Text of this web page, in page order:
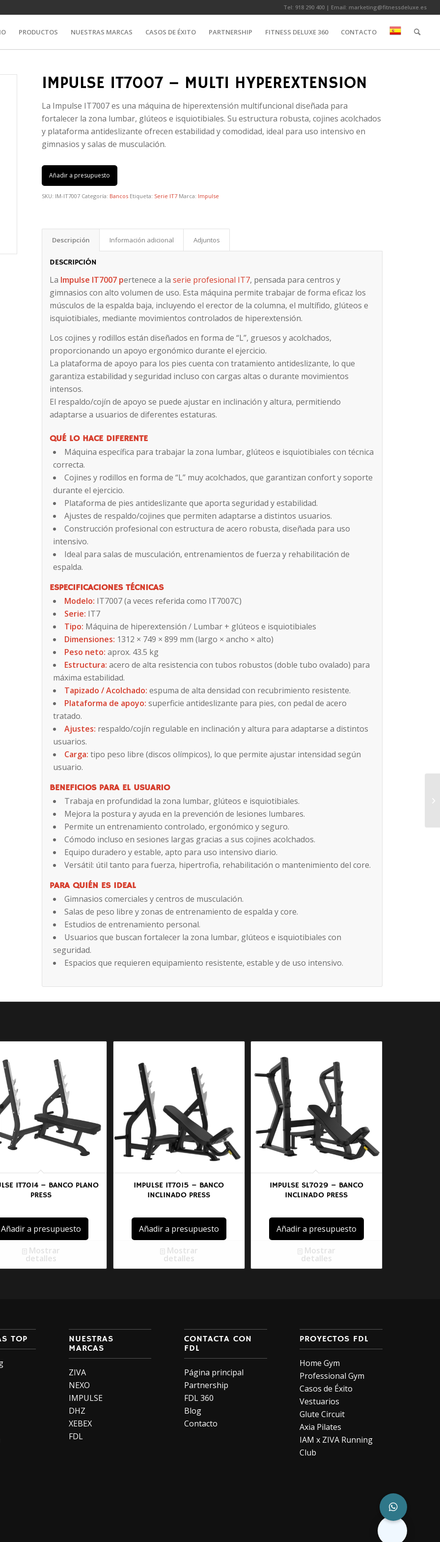
Tel: 918 290 400 | Email: marketing@fitnessdeluxe.es
PRODUCTOS NUESTRAS MARCAS CASOS DE ÉXITO PARTNERSHIP FITNESS DELUXE 360 CONTACTO
IMPULSE IT7007 – MULTI HYPEREXTENSION
La Impulse IT7007 es una máquina de hiperextensión multifuncional diseñada para
fortalecer la zona lumbar, glúteos e isquiotibiales. Su estructura robusta, cojines acolchados
y plataforma antideslizante ofrecen estabilidad y comodidad, ideal para uso intensivo en
gimnasios y salas de musculación.
Añadir a presupuesto
SKU: IM-IT7007 Categoría: Bancos Etiqueta: Serie IT7 Marca: Impulse
Descripción Información adicional Adjuntos
DESCRIPCIÓN
La Impulse IT7007 pertenece a laserie profesional IT7, pensada para centros y
gimnasios con alto volumen de uso. Esta máquina permite trabajar de forma eficaz los
músculos de la espalda baja, incluyendo el erector de la columna, el multífido, glúteos e
isquiotibiales, mediante movimientos controlados de hiperextensión.
Los cojines y rodillos están diseñados en forma de “L”, gruesos y acolchados,
proporcionando un apoyo ergonómico durante el ejercicio.
La plataforma de apoyo para los pies cuenta con tratamiento antideslizante, lo que
garantiza estabilidad y seguridad incluso con cargas altas o durante movimientos
intensos.
El respaldo/cojín de apoyo se puede ajustar en inclinación y altura, permitiendo
adaptarse a usuarios de diferentes estaturas.
QUÉ LO HACE DIFERENTE
Máquina específica para trabajar la zona lumbar, glúteos e isquiotibiales con técnica
correcta.
Cojines y rodillos en forma de “L” muy acolchados, que garantizan confort y soporte
durante el ejercicio.
Plataforma de pies antideslizante que aporta seguridad y estabilidad.
Ajustes de respaldo/cojines que permiten adaptarse a distintos usuarios.
Construcción profesional con estructura de acero robusta, diseñada para uso
intensivo.
Ideal para salas de musculación, entrenamientos de fuerza y rehabilitación de
espalda.
ESPECIFICACIONES TÉCNICAS
Modelo: IT7007 (a veces referida como IT7007C)
Serie: IT7
Tipo: Máquina de hiperextensión / Lumbar + glúteos e isquiotibiales
Dimensiones: 1312 × 749 × 899 mm (largo × ancho × alto)
Peso neto: aprox. 43.5 kg
Estructura: acero de alta resistencia con tubos robustos (doble tubo ovalado) para
máxima estabilidad.
Tapizado / Acolchado: espuma de alta densidad con recubrimiento resistente.
Plataforma de apoyo: superficie antideslizante para pies, con pedal de acero
tratado.
Ajustes: respaldo/cojín regulable en inclinación y altura para adaptarse a distintos
usuarios.
Carga: tipo peso libre (discos olímpicos), lo que permite ajustar intensidad según
usuario.
BENEFICIOS PARA EL USUARIO
Trabaja en profundidad la zona lumbar, glúteos e isquiotibiales.
Mejora la postura y ayuda en la prevención de lesiones lumbares.
Permite un entrenamiento controlado, ergonómico y seguro.
Cómodo incluso en sesiones largas gracias a sus cojines acolchados.
Equipo duradero y estable, apto para uso intensivo diario.
Versátil: útil tanto para fuerza, hipertrofia, rehabilitación o mantenimiento del core.
PARA QUIÉN ES IDEAL
Gimnasios comerciales y centros de musculación.
Salas de peso libre y zonas de entrenamiento de espalda y core.
Estudios de entrenamiento personal.
Usuarios que buscan fortalecer la zona lumbar, glúteos e isquiotibiales con
seguridad.
Espacios que requieren equipamiento resistente, estable y de uso intensivo.
IT7014 – BANCO PLANO
PRESS
Añadir a presupuesto
Mostrar
detalles
IMPULSE IT7015 – BANCO
INCLINADO PRESS
Añadir a presupuesto
Mostrar
detalles
IMPULSE SL7029 – BANCO
INCLINADO PRESS
Añadir a presupuesto
Mostrar
detalles
TOP
NUESTRAS
MARCAS
ZIVA
NEXO
IMPULSE
DHZ
XEBEX
FDL
CONTACTA CON
FDL
Página principal
Partnership
FDL 360
Blog
Contacto
PROYECTOS FDL
Home Gym
Professional Gym
Casos de Éxito
Vestuarios
Glute Circuit
Axia Pilates
IAM x ZIVA Running
Club